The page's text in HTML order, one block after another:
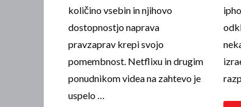
količino vsebin in njihovo
dostopnostjo naprava
pravzaprav krepi svojo
pomembnost. Netflixu in drugim
ponudnikom videa na zahtevo je
uspelo …